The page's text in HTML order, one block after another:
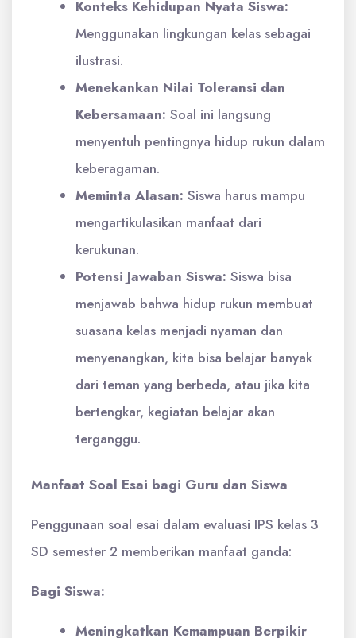
Konteks Kehidupan Nyata Siswa:
Menggunakan lingkungan kelas sebagai
ilustrasi.
Menekankan Nilai Toleransi dan
Kebersamaan: Soal ini langsung
menyentuh pentingnya hidup rukun dalam
keberagaman.
Meminta Alasan: Siswa harus mampu
mengartikulasikan manfaat dari
kerukunan.
Potensi Jawaban Siswa: Siswa bisa
menjawab bahwa hidup rukun membuat
suasana kelas menjadi nyaman dan
menyenangkan, kita bisa belajar banyak
dari teman yang berbeda, atau jika kita
bertengkar, kegiatan belajar akan
terganggu.
Manfaat Soal Esai bagi Guru dan Siswa
Penggunaan soal esai dalam evaluasi IPS kelas 3
SD semester 2 memberikan manfaat ganda:
Bagi Siswa:
Meningkatkan Kemampuan Berpikir